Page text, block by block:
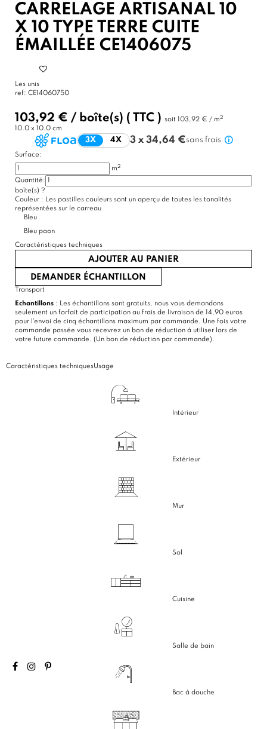
CARRELAGE ARTISANAL 10
X 10 TYPE TERRE CUITE
ÉMAILLÉE CE1406075
Les unis
ref: CE14060750
103,92 € / boîte(s) ( TTC ) soit 103,92 € / m2
10.0 x 10.0 cm
3X 4X 3 x 34,64 €sans frais
Surface:
m2
Quantité:
boîte(s) ?
Couleur : Les pastilles couleurs sont un aperçu de toutes les tonalités
représentées sur le carreau
Bleu
Bleu paon
Caractéristiques techniques
AJOUTER AU PANIER
DEMANDER ÉCHANTILLON
Transport
Echantillons : Les échantillons sont gratuits, nous vous demandons
seulement un forfait de participation au frais de livraison de 14,90 euros
pour l'envoi de cinq échantillons maximum par commande. Une fois votre
commande passée vous recevrez un bon de réduction à utiliser lors de
votre future commande. (Un bon de réduction par commande).
Caractéristiques techniquesUsage
Intérieur
Extérieur
Mur
Sol
Cuisine
Salle de bain
Bac à douche